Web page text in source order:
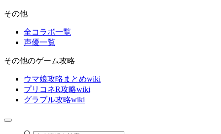
その他
全コラボ一覧
声優一覧
その他のゲーム攻略
ウマ娘攻略まとめwiki
プリコネR攻略wiki
グラブル攻略wiki